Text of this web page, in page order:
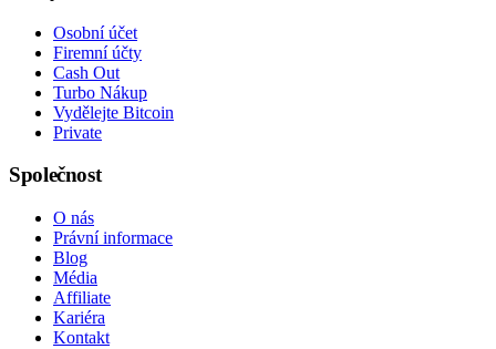
Osobní účet
Firemní účty
Cash Out
Turbo Nákup
Vydělejte Bitcoin
Private
Společnost
O nás
Právní informace
Blog
Média
Affiliate
Kariéra
Kontakt